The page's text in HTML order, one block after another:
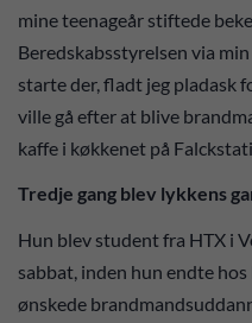
mine teenageår stiftede
Beredskabsstyrelsen via
starte der, fladt jeg pladask
ville gå efter at blive
kaffe i køkkenet på
Tredje gang blev lykkens
Hun blev student fra HTX i
sabbat, inden hun endte
ønskede